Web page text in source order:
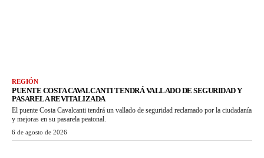
REGIÓN
PUENTE COSTA CAVALCANTI TENDRÁ VALLADO DE SEGURIDAD Y
PASARELA REVITALIZADA
El puente Costa Cavalcanti tendrá un vallado de seguridad reclamado por la ciudadanía
y mejoras en su pasarela peatonal.
6 de agosto de 2026